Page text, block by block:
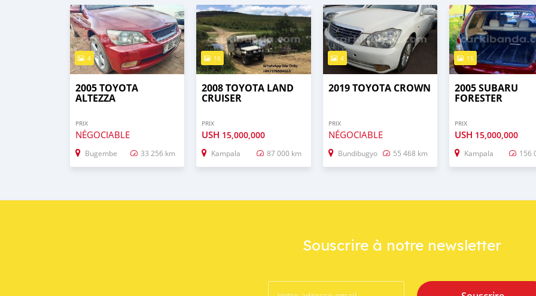
4
2005 TOYOTA
ALTEZZA
PRIX
NÉGOCIABLE
Bugembe 33 256 km
10
2008 TOYOTA LAND
CRUISER
PRIX
USH 15,000,000
Kampala 87 000 km
4
2019 TOYOTA CROWN
PRIX
NÉGOCIABLE
Bundibugyo 55 468 km
15
2005 SUBARU
FORESTER
PRIX
USH 15,000,000
Kampala 156
Souscrire à notre newsletter